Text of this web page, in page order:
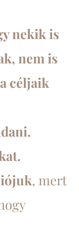
nekik is
nem is
céljaik
, mert